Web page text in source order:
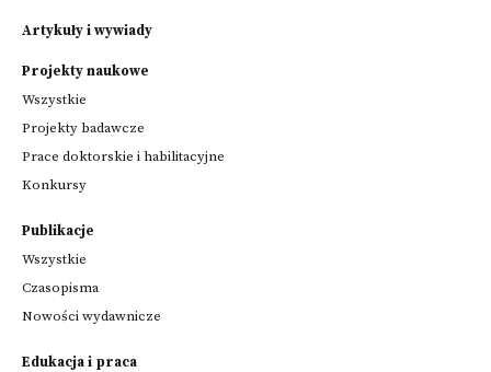
Artykuły i wywiady
Projekty naukowe
Wszystkie
Projekty badawcze
Prace doktorskie i habilitacyjne
Konkursy
Publikacje
Wszystkie
Czasopisma
Nowości wydawnicze
Edukacja i praca